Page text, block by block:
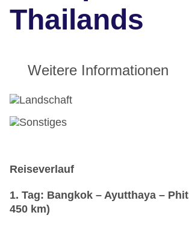
Thailands
Weitere Informationen
Reiseverlauf
1. Tag: Bangkok – Ayutthaya –
450 km)